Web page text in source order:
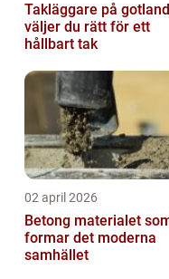
Takläggare på gotland så
väljer du rätt för ett
hållbart tak
02 april 2026
Betong materialet som
formar det moderna
samhället